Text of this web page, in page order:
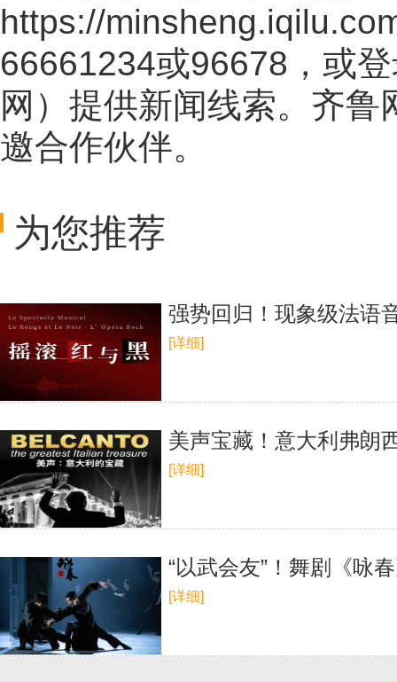
https://
66661234或96678，或
网 ）提供新闻线索。齐鲁
邀合作伙伴。
为您推荐
强势回归！现象级法语
[详细]
美声宝藏！意大利弗朗
[详细]
“以武会友”！舞剧《咏
[详细]